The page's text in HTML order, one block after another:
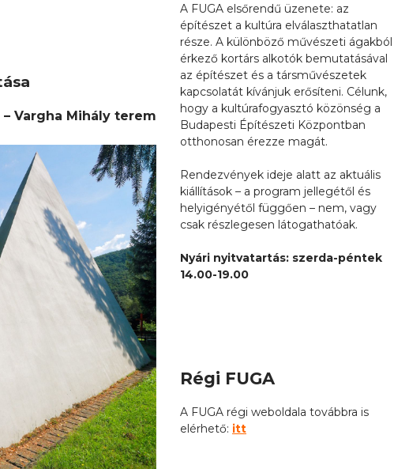
Vargha Mihály terem
A FUGA elsőrendű üzenete: az
építészet a kultúra elválaszthatatlan
része. A különböző művészeti ágakból
érkező kortárs alkotók bemutatásával
az építészet és a társművészetek
kapcsolatát kívánjuk erősíteni. Célunk,
hogy a kultúrafogyasztó közönség a
Budapesti Építészeti Központban
otthonosan érezze magát.
Rendezvények ideje alatt az aktuális
kiállítások – a program jellegétől és
helyigényétől függően – nem, vagy
csak részlegesen látogathatóak.
Nyári nyitvatartás: szerda-péntek
14.00-19.00
Régi FUGA
A FUGA régi weboldala továbbra is
elérhető: itt